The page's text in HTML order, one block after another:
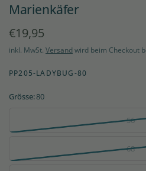
Marienkäfer
€19,95
inkl. MwSt. Versand wird beim Checkout
PP205-LADYBUG-80
Grösse:80
56
68